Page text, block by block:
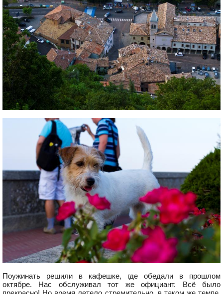
Поужинать решили в кафешке, где обедали в прошлом
октябре. Нас обслуживал тот же официант. Всё было